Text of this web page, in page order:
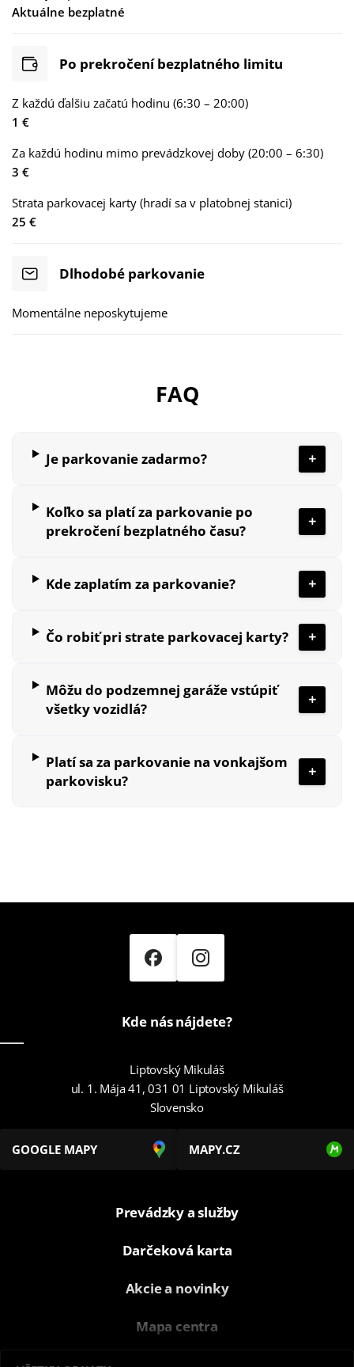
Aktuálne bezplatné
Po prekročení bezplatného limitu
Z každú ďalšiu začatú hodinu (6:30 – 20:00)
1 €
Za každú hodinu mimo prevádzkovej doby (20:00 – 6:30)
3 €
Strata parkovacej karty (hradí sa v platobnej stanici)
25 €
Dlhodobé parkovanie
Momentálne neposkytujeme
FAQ
Je parkovanie zadarmo?
Koľko sa platí za parkovanie po
prekročení bezplatného času?
Kde zaplatím za parkovanie?
Čo robiť pri strate parkovacej karty?
Môžu do podzemnej garáže vstúpiť
všetky vozidlá?
Platí sa za parkovanie na vonkajšom
parkovisku?
Prevádzky a služby
Darčeková karta
Akcie a novinky
Mapa centra
Kde nás nájdete?
Liptovský Mikuláš
ul. 1. Mája 41, 031 01 Liptovský Mikuláš
Slovensko
GOOGLE MAPY MAPY.CZ